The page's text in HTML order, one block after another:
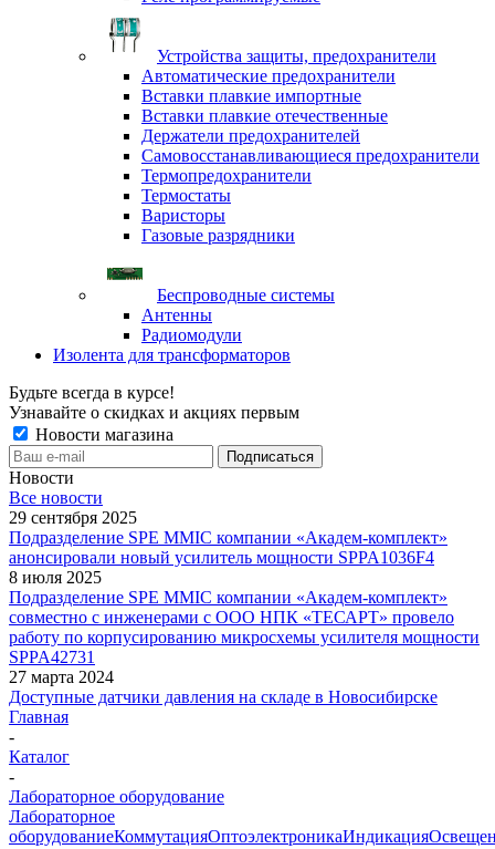
Устройства защиты, предохранители
Автоматические предохранители
Вставки плавкие импортные
Вставки плавкие отечественные
Держатели предохранителей
Самовосстанавливающиеся предохранители
Термопредохранители
Термостаты
Варисторы
Газовые разрядники
Беспроводные системы
Антенны
Радиомодули
Изолента для трансформаторов
Будьте всегда в курсе!
Узнавайте о скидках и акциях первым
Новости магазина
Новости
Все новости
29 сентября 2025
Подразделение SPE MMIC компании «Академ-комплект»
анонсировали новый усилитель мощности SPPA1036F4
8 июля 2025
Подразделение SPE MMIC компании «Академ-комплект»
совместно с инженерами с ООО НПК «ТЕСАРТ» провело
работу по корпусированию микросхемы усилителя мощности
SPPA42731
27 марта 2024
Доступные датчики давления на складе в Новосибирске
Главная
-
Каталог
-
Лабораторное оборудование
Лабораторное
оборудованиеКоммутацияОптоэлектроникаИндикация